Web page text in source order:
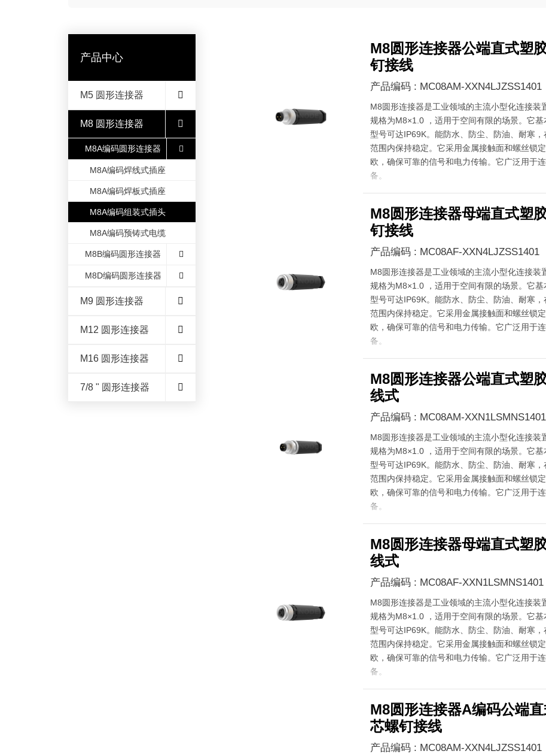
M8圆形连接器公端直式塑
钉接线
产品编码 : MC08AM-XXN4LJZSS1401
M8圆形连接器是工业领域的主流小型化连接装
规格为M8×1.0 ，适用于空间有限的场景。它
型号可达IP69K。能防水、防尘、防油、耐寒
范围内保持稳定。它采用金属接触面和螺丝锁
欧，确保可靠的信号和电力传输。它广泛用于
备。
M8圆形连接器母端直式塑
钉接线
产品编码 : MC08AF-XXN4LJZSS1401
M8圆形连接器是工业领域的主流小型化连接装
规格为M8×1.0 ，适用于空间有限的场景。它
型号可达IP69K。能防水、防尘、防油、耐寒
范围内保持稳定。它采用金属接触面和螺丝锁
欧，确保可靠的信号和电力传输。它广泛用于
备。
M8圆形连接器公端直式塑
线式
产品编码 : MC08AM-XXN1LSMNS1401
M8圆形连接器是工业领域的主流小型化连接装
规格为M8×1.0 ，适用于空间有限的场景。它
型号可达IP69K。能防水、防尘、防油、耐寒
范围内保持稳定。它采用金属接触面和螺丝锁
欧，确保可靠的信号和电力传输。它广泛用于
备。
M8圆形连接器母端直式塑
线式
产品编码 : MC08AF-XXN1LSMNS1401
M8圆形连接器是工业领域的主流小型化连接装
规格为M8×1.0 ，适用于空间有限的场景。它
型号可达IP69K。能防水、防尘、防油、耐寒
范围内保持稳定。它采用金属接触面和螺丝锁
欧，确保可靠的信号和电力传输。它广泛用于
备。
M8圆形连接器A编码公端
芯螺钉接线
产品编码 : MC08AM-XXN4LJZSS1401
产品中心
M5 圆形连接器
M8 圆形连接器
M8A编码圆形连接器
M8A编码焊线式插座
M8A编码焊板式插座
M8A编码组装式插头
M8A编码预铸式电缆
M8B编码圆形连接器
M8D编码圆形连接器
M9 圆形连接器
M12 圆形连接器
M16 圆形连接器
7/8 " 圆形连接器